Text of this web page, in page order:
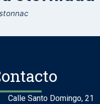
Calle Santo Domingo, 21